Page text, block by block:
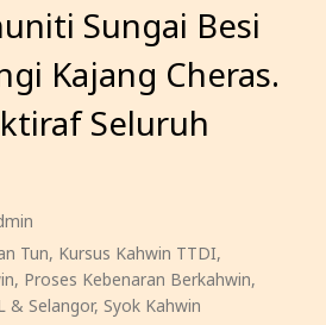
Sungai Besi
Kajang Cheras.
Seluruh
Tun, Kursus Kahwin TTDI,
, Proses Kebenaran Berkahwin,
& Selangor,Syok Kahwin